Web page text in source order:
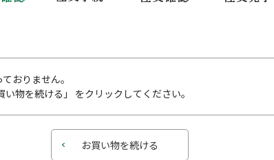
おりません。
物を続ける」 をクリックしてください。